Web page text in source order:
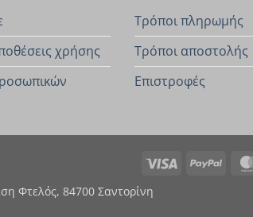
χρήσης
Τρόποι πληρωμής
Τρόποι αποστολής
Επιστροφές
Visa PayPal
Φτελός, 84700 Σαντορίνη